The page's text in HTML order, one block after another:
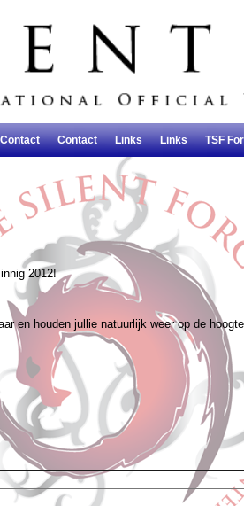
Contact Contact Links Links TSF
2012!
en houden jullie natuurlijk weer op de